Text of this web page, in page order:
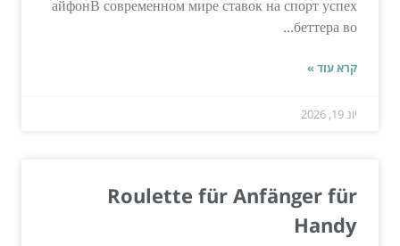
айфонВ современном мире ставок на спорт успех
беттера во...
קרא עוד »
יונ 19, 2026
Roulette für Anfänger für
Handy